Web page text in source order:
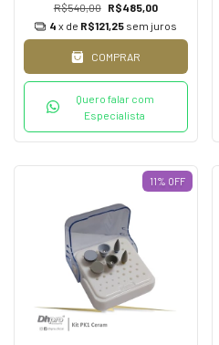
R$540,00 R$485,00
4 x de R$121,25 sem juros
COMPRAR
Quero falar com
Especialista
11% OFF